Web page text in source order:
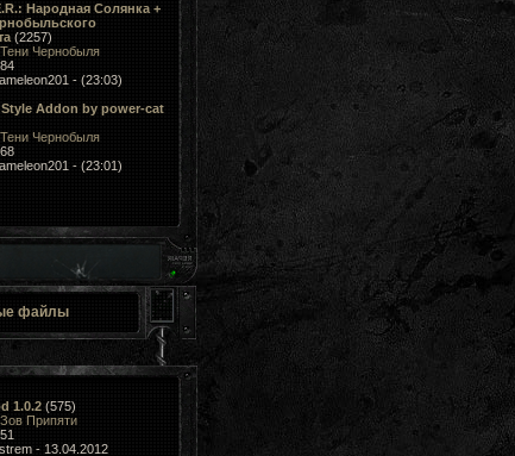
Народная Солянка +
(2257)
Тени Чернобыля
- (23:03)
Addon by power-cat
Тени Чернобыля
- (23:01)
файлы
1.0.2(575)
Зов Припяти
- 13.04.2012